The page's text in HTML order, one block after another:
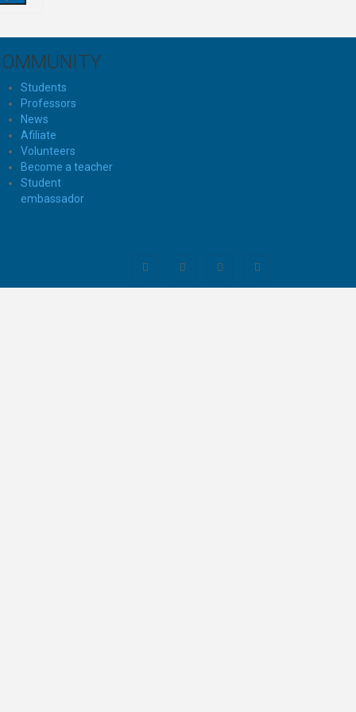
Students
Professors
News
Afiliate
Volunteers
Become a teacher
Student
embassador